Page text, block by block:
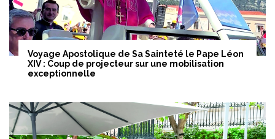
Voyage Apostolique de Sa Sainteté le Pape Léon
XIV : Coup de projecteur sur une mobilisation
exceptionnelle